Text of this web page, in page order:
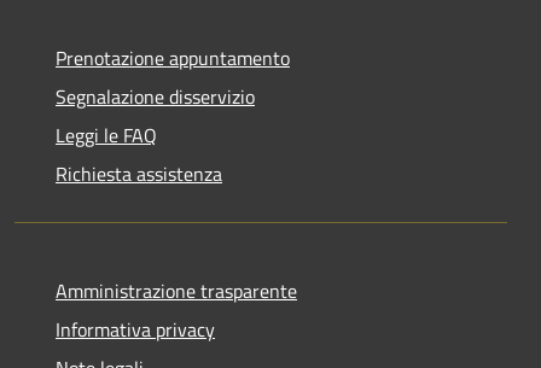
Prenotazione appuntamento
Segnalazione disservizio
Leggi le FAQ
Richiesta assistenza
Amministrazione trasparente
Informativa privacy